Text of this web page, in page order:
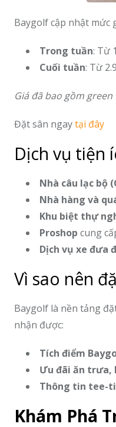
Baygolf cập nhật mức
Trong tuần: Từ
Cuối tuần: Từ
Giá đã bao gồm
Đặt sân ngaytại đây
Dịch vụ tiện
Nhà câu lạc bộ
Nhà hàng và
Khu biệt thự
Proshop cung
Dịch vụ xe đưa
Vì sao nên
Baygolf là nền tảng
nhận được:
Tích điểm
Ưu đãi ăn trưa,
Thông tin tee-
Khám Phá